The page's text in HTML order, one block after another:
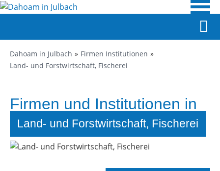
Dahoam in Julbach
Firmen Institutionen
Land- und Forstwirtschaft, Fischerei
Firmen und Institutionen in
Julbach
Land- und Forstwirtschaft, Fischerei